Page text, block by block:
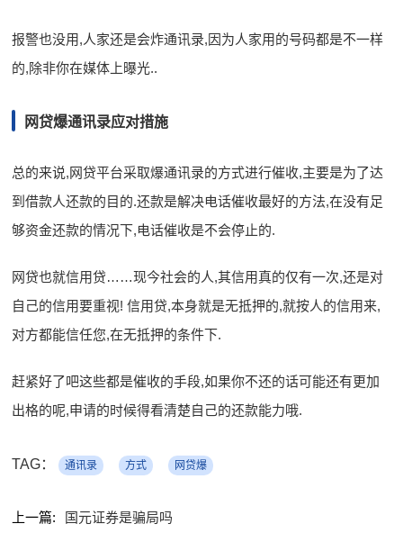
报警也没用,人家还是会炸通讯录,因为人家用的号码都是不一样
的,除非你在媒体上曝光..
网贷爆通讯录应对措施
总的来说,网贷平台采取爆通讯录的方式进行催收,主要是为了达
到借款人还款的目的.还款是解决电话催收最好的方法,在没有足
够资金还款的情况下,电话催收是不会停止的.
网贷也就信用贷……现今社会的人,其信用真的仅有一次,还是对
自己的信用要重视! 信用贷,本身就是无抵押的,就按人的信用来,
对方都能信任您,在无抵押的条件下.
赶紧好了吧这些都是催收的手段,如果你不还的话可能还有更加
出格的呢,申请的时候得看清楚自己的还款能力哦.
TAG： 通讯录 方式 网贷爆
上一篇:
国元证券是骗局吗